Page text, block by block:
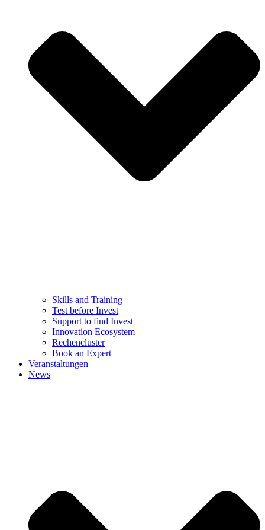
Skills and Training
Test before Invest
Support to find Invest
Innovation Ecosystem
Rechencluster​
Book an Expert
Veranstaltungen
News